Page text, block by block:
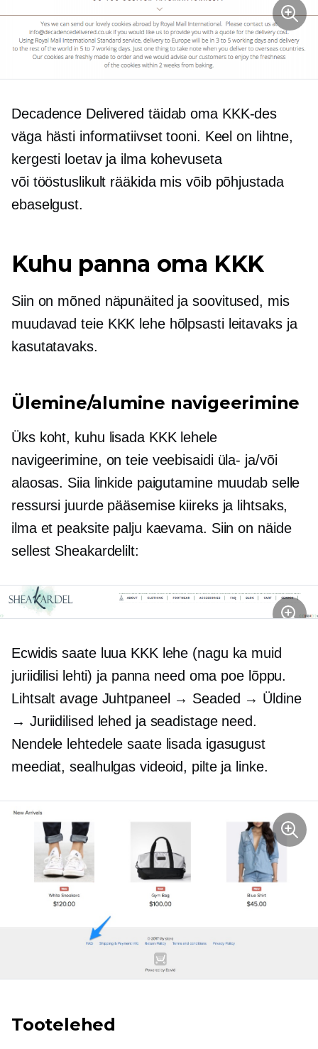
Decadence Delivered täidab oma KKK-des
väga hästi informatiivset tooni. Keel on lihtne,
kergesti loetav ja ilma kohevuseta
või tööstuslikult rääkidamis võib põhjustada
ebaselgust.
Kuhu panna oma KKK
Siin on mõned näpunäited ja soovitused, mis
muudavad teie KKK lehe hõlpsasti leitavaks ja
kasutatavaks.
Ülemine/alumine navigeerimine
Üks koht, kuhu lisada KKK lehele
navigeerimine, on teie veebisaidi üla- ja/või
alaosas. Siia linkide paigutamine muudab selle
ressursi juurde pääsemise kiireks ja lihtsaks,
ilma et peaksite palju kaevama. Siin on näide
sellest Sheakardelilt:
Ecwidis saate luua KKK lehe (nagu ka muid
juriidilisi lehti) ja panna need oma poe lõppu.
Lihtsalt avage Juhtpaneel → Seaded → Üldine
→ Juriidilised lehed ja seadistage need.
Nendele lehtedele saate lisada igasugust
meediat, sealhulgas videoid, pilte ja linke.
Tootelehed